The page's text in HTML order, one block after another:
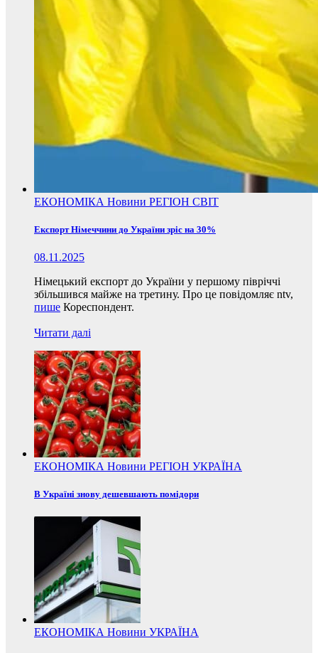
ЕКОНОМІКА Новини РЕГІОН СВІТ
Експорт Німеччини до України зріс на 30%
08.11.2025
Німецький експорт до України у першому півріччі
збільшився майже на третину. Про це повідомляє ntv,
пише Кореспондент.
Читати далі
ЕКОНОМІКА Новини РЕГІОН УКРАЇНА
В Україні знову дешевшають помідори
ЕКОНОМІКА Новини УКРАЇНА